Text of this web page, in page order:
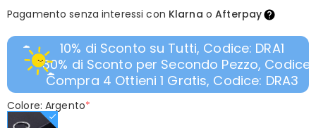
Pagamento senza interessi con Klarna oAfterpay
10% di Sconto su Tutti, Codice: DRA1
30% di Sconto per Secondo Pezzo, Codice:
Compra 4 Ottieni 1 Gratis, Codice: DRA3
Colore: Argento*